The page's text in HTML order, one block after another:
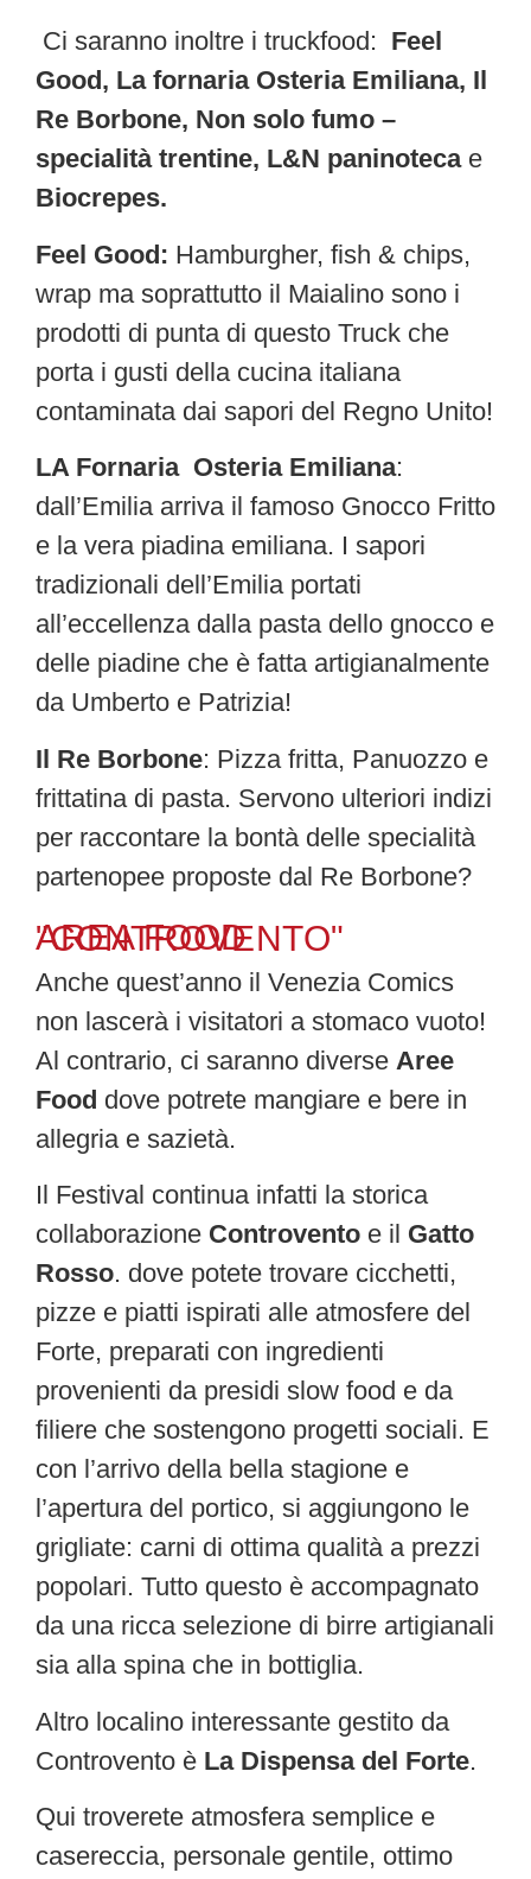
Ci saranno inoltre i truckfood: Feel
Good, La fornaria Osteria Emiliana, Il
Re Borbone, Non solo fumo –
specialità trentine, L&N paninoteca e
Biocrepes.
Feel Good: Hamburgher, fish & chips,
wrap ma soprattutto il Maialino sono i
prodotti di punta di questo Truck che
porta i gusti della cucina italiana
contaminata dai sapori del Regno Unito!
LA Fornaria Osteria Emiliana:
dall’Emilia arriva il famoso Gnocco Fritto
e la vera piadina emiliana. I sapori
tradizionali dell’Emilia portati
all’eccellenza dalla pasta dello gnocco e
delle piadine che è fatta artigianalmente
da Umberto e Patrizia!
Il Re Borbone: Pizza fritta, Panuozzo e
frittatina di pasta. Servono ulteriori indizi
per raccontare la bontà delle specialità
partenopee proposte dal Re Borbone?
AREA FOOD "CONTROVENTO"
Anche quest’anno il Venezia Comics
non lascerà i visitatori a stomaco vuoto!
Al contrario, ci saranno diverse Aree
Food dove potrete mangiare e bere in
allegria e sazietà.
Il Festival continua infatti la storica
collaborazione Controvento e il Gatto
Rosso. dove potete trovare cicchetti,
pizze e piatti ispirati alle atmosfere del
Forte, preparati con ingredienti
provenienti da presidi slow food e da
filiere che sostengono progetti sociali. E
con l’arrivo della bella stagione e
l’apertura del portico, si aggiungono le
grigliate: carni di ottima qualità a prezzi
popolari. Tutto questo è accompagnato
da una ricca selezione di birre artigianali
sia alla spina che in bottiglia.
Altro localino interessante gestito da
Controvento è La Dispensa del Forte.
Qui troverete atmosfera semplice e
casereccia, personale gentile, ottimo